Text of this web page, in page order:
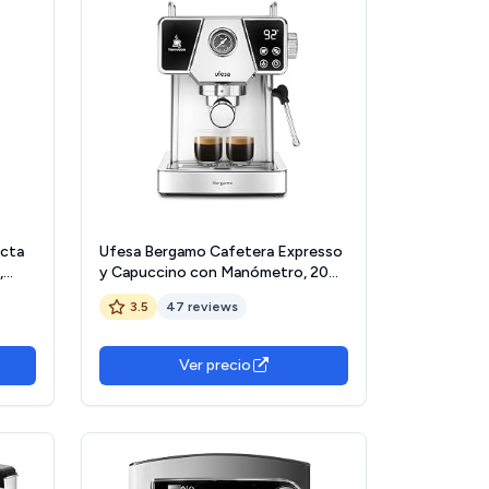
1
Ufesa Bergamo Cafetera Expresso
y Capuccino con Manómetro, 20
Bares, 1350W, Panel Táctil,
Vaporizador Orientable, Sistema
Cafés, Inox
3.5 47 reviews
Ver precio